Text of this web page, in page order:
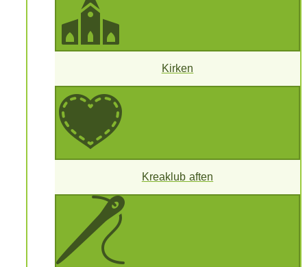
Kirken
Kreaklub aften